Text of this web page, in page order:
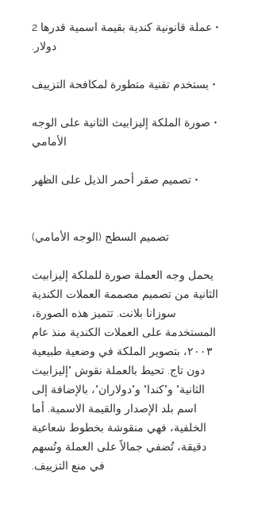
• عملة قانونية كندية بقيمة اسمية قدرها 2
دولار.
• يستخدم تقنية متطورة لمكافحة التزييف
• صورة الملكة إليزابيث الثانية على الوجه
الأمامي
• تصميم صقر أحمر الذيل على الظهر
تصميم السطح (الوجه الأمامي)
يحمل وجه العملة صورة للملكة إليزابيث
الثانية من تصميم مصممة العملات الكندية
سوزانا بلانت. تتميز هذه الصورة،
المستخدمة على العملات الكندية منذ عام
٢٠٠٣، بتصوير الملكة في وضعية طبيعية
دون تاج. تحيط بالعملة نقوش "إليزابيث
الثانية" و"كندا" و"دولاران"، بالإضافة إلى
اسم بلد الإصدار والقيمة الاسمية. أما
الخلفية، فهي منقوشة بخطوط شعاعية
دقيقة، تُضفي جمالاً على العملة وتُسهم
في منع التزييف.